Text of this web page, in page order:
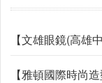
【文雄眼鏡(高雄
【雅頓國際時尚